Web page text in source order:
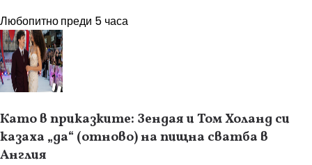
Любопитнопреди 5 часа
Като в приказките: Зендая и Том Холанд си
казаха „да“ (отново) на пищна сватба в
Англия